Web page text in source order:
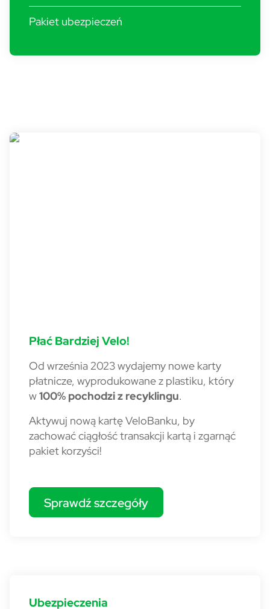
Pakiet ubezpieczeń
BP - Płać Bardziej Velo - box
Płać Bardziej Velo!
Od września 2023 wydajemy nowe karty
płatnicze, wyprodukowane z plastiku, który
w100% pochodzi z recyklingu.
Aktywuj nową kartę VeloBanku, by
zachować ciągłość transakcji kartą i zgarnąć
pakiet korzyści!
Sprawdź szczegóły
Ubezpieczenia